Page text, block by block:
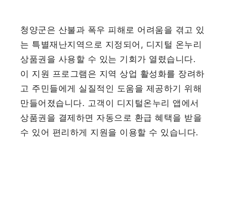
청양군은 산불과 폭우 피해로 어려움을 겪고 있
는 특별재난지역으로 지정되어, 디지털 온누리
상품권을 사용할 수 있는 기회가 열렸습니다.
이 지원 프로그램은 지역 상업 활성화를 장려하
고 주민들에게 실질적인 도움을 제공하기 위해
만들어졌습니다. 고객이 디지털온누리 앱에서
상품권을 결제하면 자동으로 환급 혜택을 받을
수 있어 편리하게 지원을 이용할 수 있습니다.